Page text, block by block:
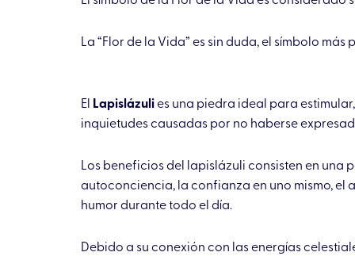
La “Flor de la Vida” es sin duda, el símbolo
El Lapislázulies una piedra ideal para
inquietudes causadas por no haberse
Los beneficios del lapislázuli consisten en una
autoconciencia, la confianza en uno mismo, el
humor durante todo el día.
Debido a su conexión con las energías